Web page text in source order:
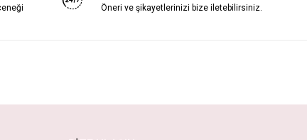
Öneri ve şikayetlerinizi bize iletebilirsiniz.